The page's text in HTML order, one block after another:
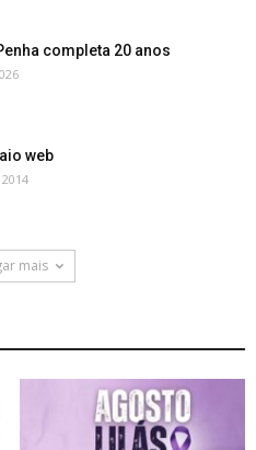
completa 20 anos
web
mais